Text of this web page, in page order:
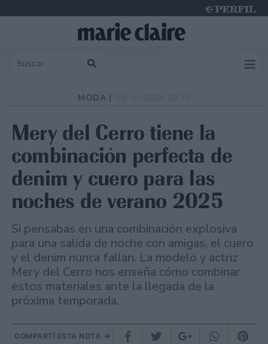
MODA |
Mery del Cerro tiene la
combinación perfecta de
denim y cuero para las
noches de verano 2025
Si pensabas en una combinación explosiva
para una salida de noche con amigas, el cuero
y el denim nunca fallan. La modelo y actriz
Mery del Cerro nos enseña cómo combinar
estos materiales ante la llegada de la
próxima temporada.
COMPARTÍ ESTA NOTA